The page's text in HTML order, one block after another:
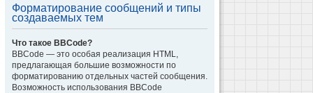
Форматирование сообщений и типы
создаваемых тем
Что такое BBCode?
BBCode — это особая реализация HTML,
предлагающая большие возможности по
форматированию отдельных частей сообщения.
Возможность использования BBCode